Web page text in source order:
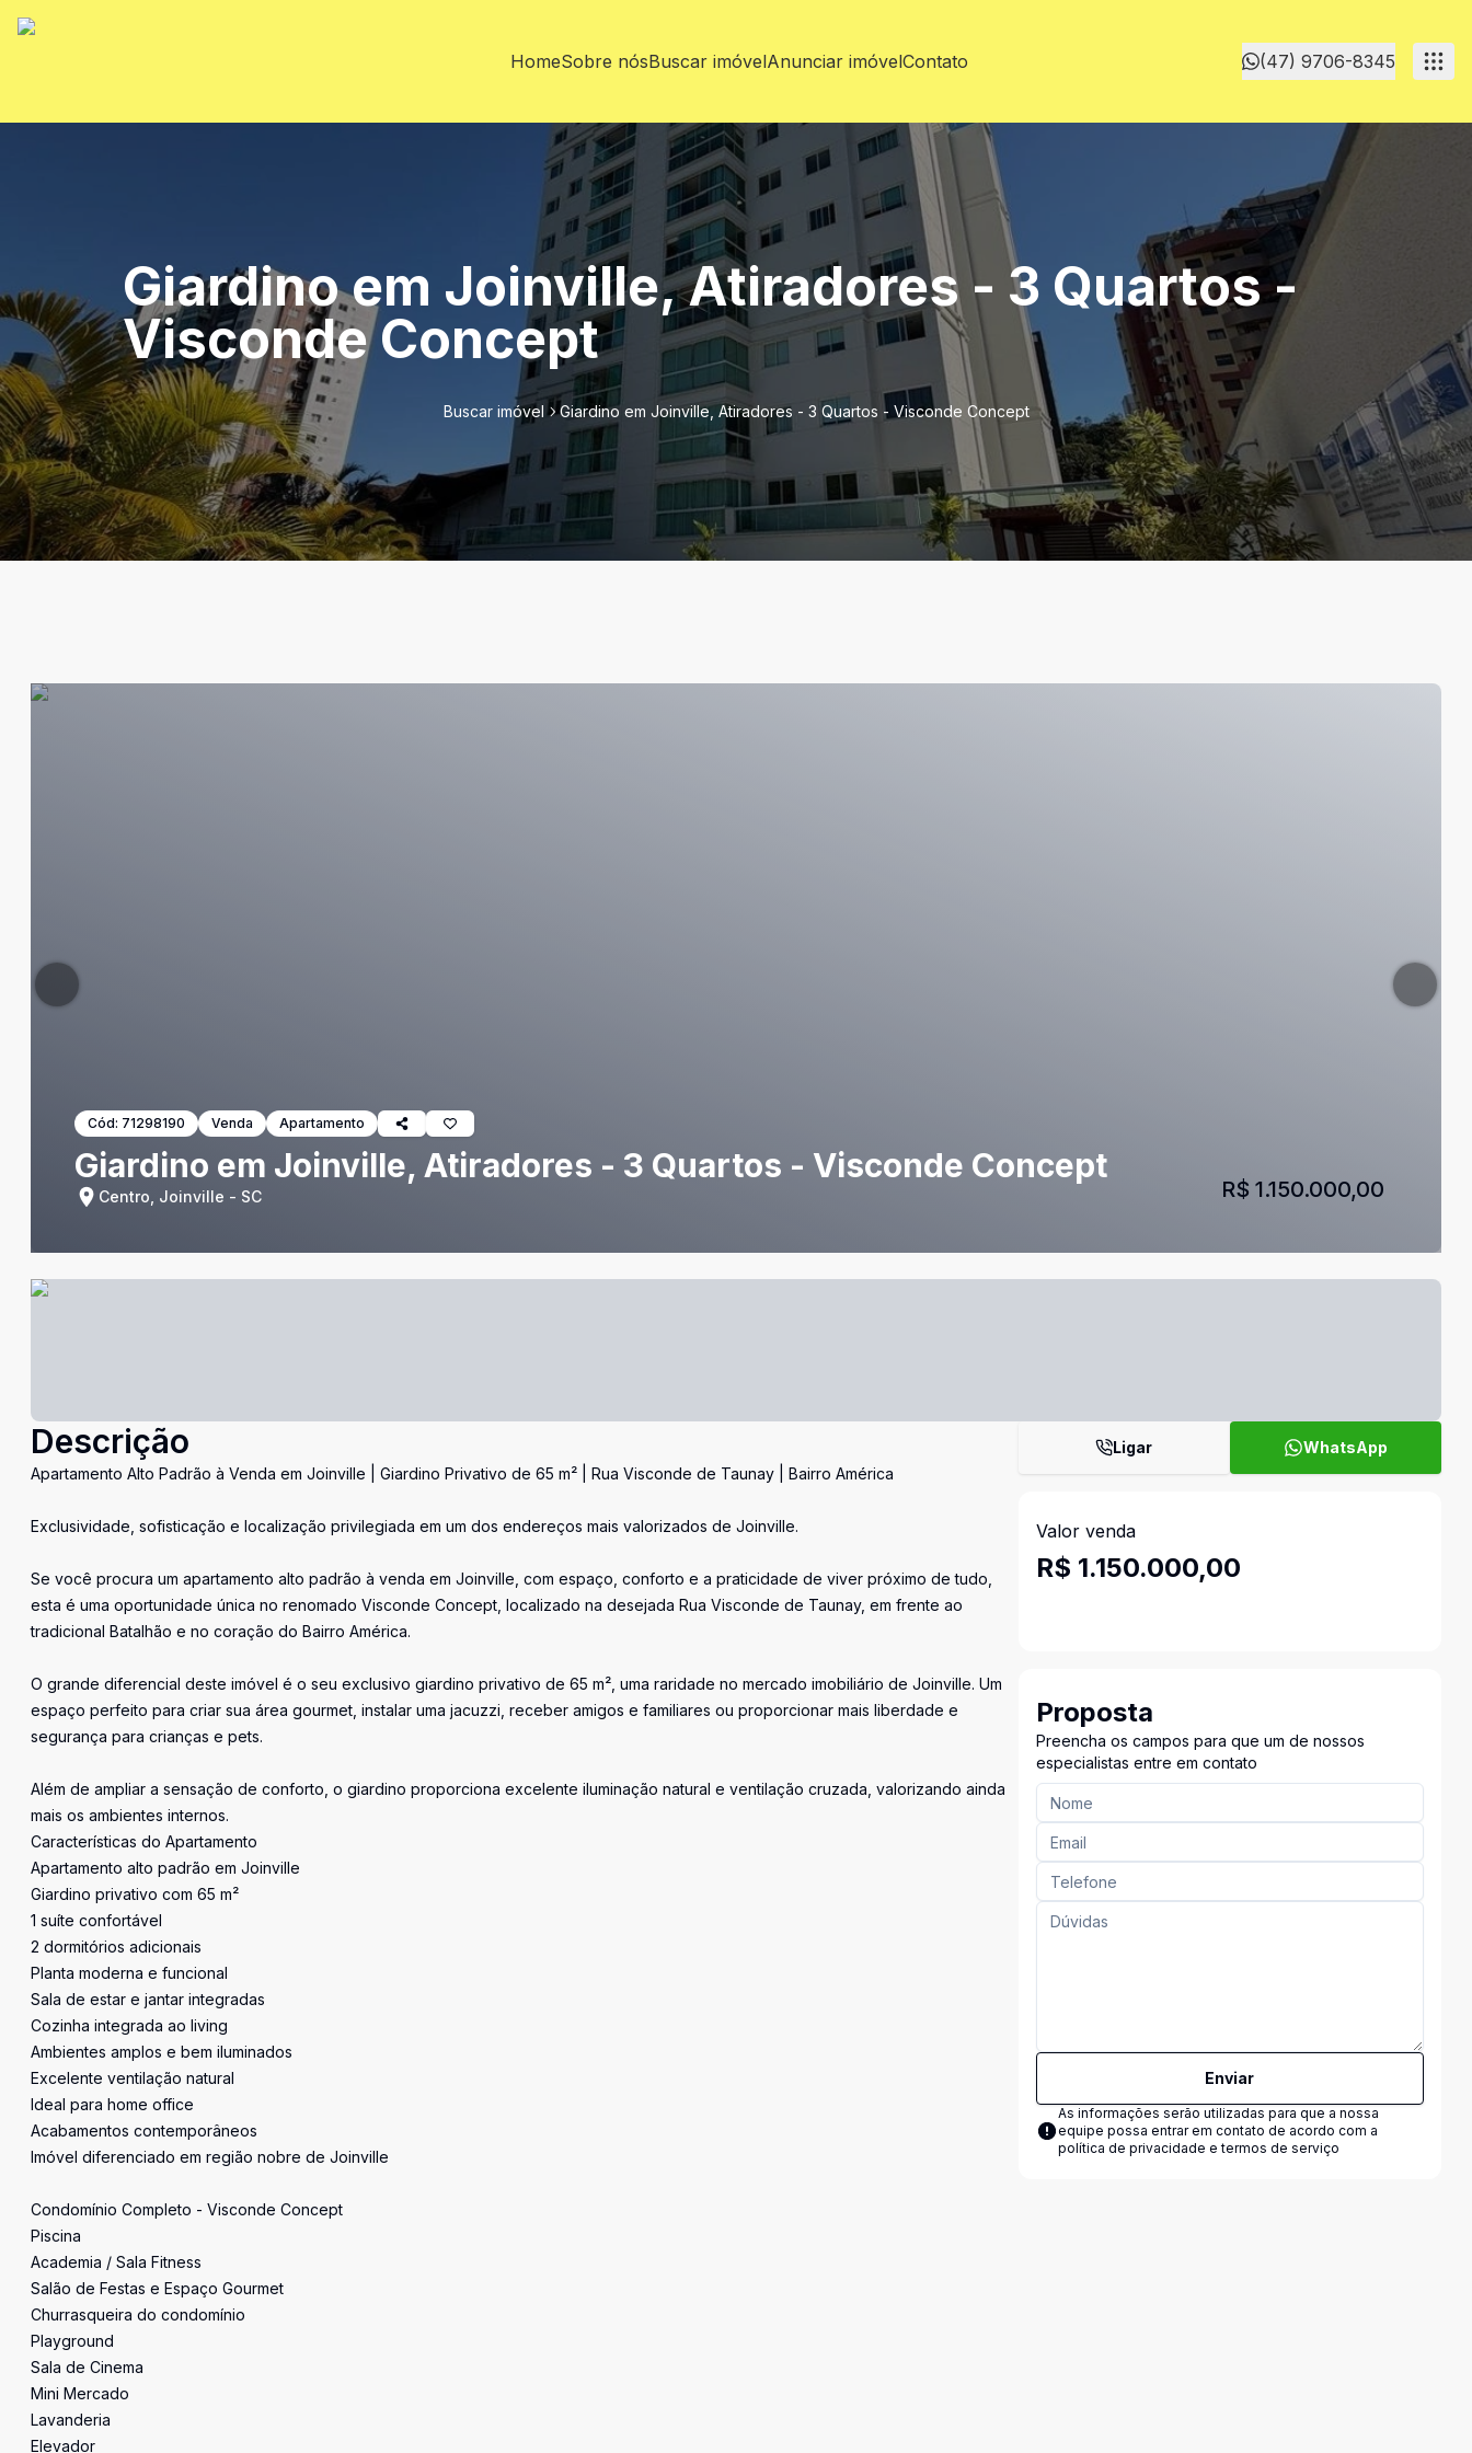
HomeSobre nósBuscar imóvelAnunciar imóvelContato (47) 9706-8345
Giardino em Joinville, Atiradores - 3 Quartos -
Visconde Concept
Buscar imóvel Giardino em Joinville, Atiradores - 3 Quartos - Visconde Concept
Cód: 71298190 Venda Apartamento
Giardino em Joinville, Atiradores - 3 Quartos - Visconde Concept
Centro, Joinville - SC R$ 1.150.000,00
Descrição
Apartamento Alto Padrão à Venda em Joinville | Giardino Privativo de 65 m² | Rua Visconde de Taunay | Bairro América
Exclusividade, sofisticação e localização privilegiada em um dos endereços mais valorizados de Joinville.
Se você procura um apartamento alto padrão à venda em Joinville, com espaço, conforto e a praticidade de viver próximo de tudo,
esta é uma oportunidade única no renomado Visconde Concept, localizado na desejada Rua Visconde de Taunay, em frente ao
tradicional Batalhão e no coração do Bairro América.
O grande diferencial deste imóvel é o seu exclusivo giardino privativo de 65 m², uma raridade no mercado imobiliário de Joinville. Um
espaço perfeito para criar sua área gourmet, instalar uma jacuzzi, receber amigos e familiares ou proporcionar mais liberdade e
segurança para crianças e pets.
Além de ampliar a sensação de conforto, o giardino proporciona excelente iluminação natural e ventilação cruzada, valorizando ainda
mais os ambientes internos.
Características do Apartamento
Apartamento alto padrão em Joinville
Giardino privativo com 65 m²
1 suíte confortável
2 dormitórios adicionais
Planta moderna e funcional
Sala de estar e jantar integradas
Cozinha integrada ao living
Ambientes amplos e bem iluminados
Excelente ventilação natural
Ideal para home office
Acabamentos contemporâneos
Imóvel diferenciado em região nobre de Joinville
Condomínio Completo - Visconde Concept
Piscina
Academia / Sala Fitness
Salão de Festas e Espaço Gourmet
Churrasqueira do condomínio
Playground
Sala de Cinema
Mini Mercado
Lavanderia
Elevador
Ligar WhatsApp
Valor venda
R$ 1.150.000,00
Proposta
Preencha os campos para que um de nossos
especialistas entre em contato
Enviar
As informações serão utilizadas para que a nossa
equipe possa entrar em contato de acordo com a
política de privacidade e termos de serviço